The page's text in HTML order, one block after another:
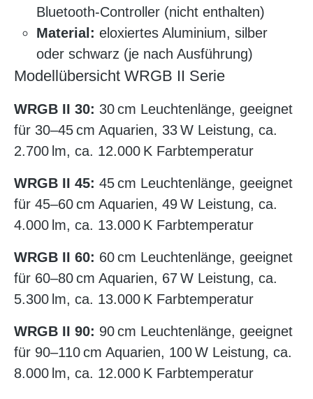
Bluetooth-Controller (nicht enthalten)
Material: eloxiertes Aluminium, silber
oder schwarz (je nach Ausführung)
Modellübersicht WRGB II Serie
WRGB II 30: 30 cm Leuchtenlänge, geeignet
für 30–45 cm Aquarien, 33 W Leistung, ca.
2.700 lm, ca. 12.000 K Farbtemperatur
WRGB II 45: 45 cm Leuchtenlänge, geeignet
für 45–60 cm Aquarien, 49 W Leistung, ca.
4.000 lm, ca. 13.000 K Farbtemperatur
WRGB II 60: 60 cm Leuchtenlänge, geeignet
für 60–80 cm Aquarien, 67 W Leistung, ca.
5.300 lm, ca. 13.000 K Farbtemperatur
WRGB II 90: 90 cm Leuchtenlänge, geeignet
für 90–110 cm Aquarien, 100 W Leistung, ca.
8.000 lm, ca. 12.000 K Farbtemperatur